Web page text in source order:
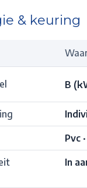
& keuring
B
Pvc
In